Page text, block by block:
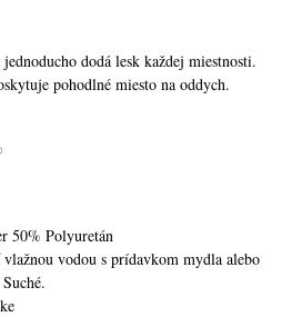
dodá lesk každej miestnosti.
pohodlné miesto na oddych.
50% Polyuretán
vodou s prídavkom mydla alebo